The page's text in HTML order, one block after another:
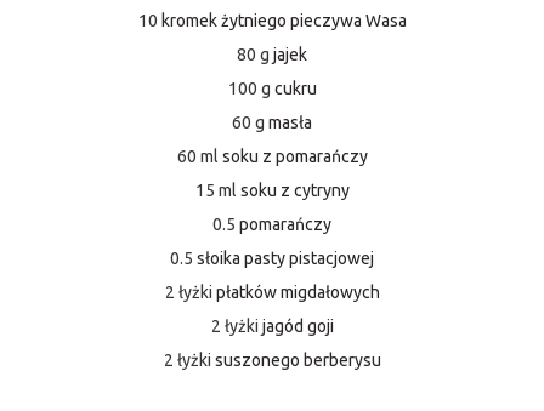
10 kromek żytniego pieczywa Wasa
80 g jajek
100 g cukru
60 g masła
60 ml soku z pomarańczy
15 ml soku z cytryny
0.5 pomarańczy
0.5 słoika pasty pistacjowej
2 łyżki płatków migdałowych
2 łyżki jagód goji
2 łyżki suszonego berberysu